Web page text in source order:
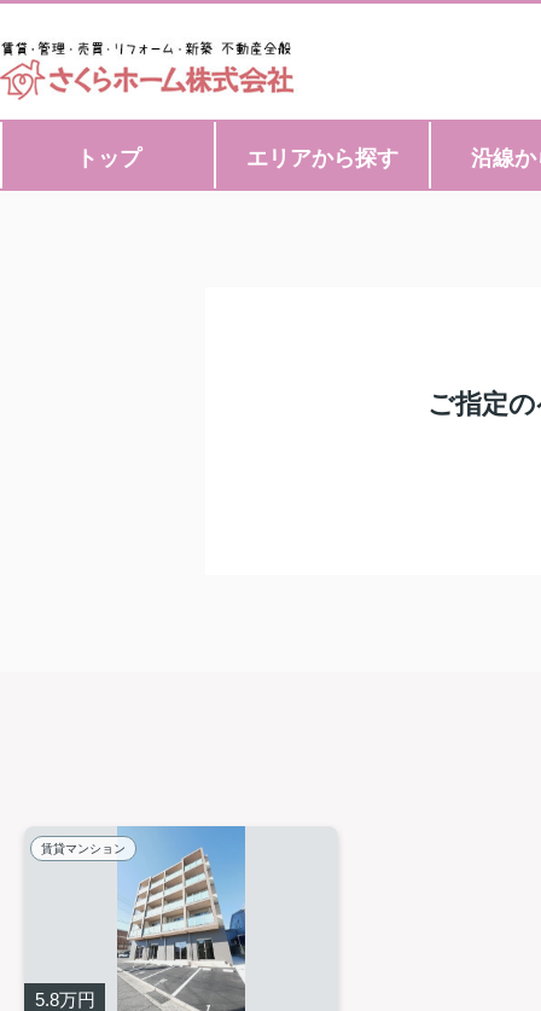
トップ エリアから探す 沿線
ご指定
賃貸マンション
5.8万円